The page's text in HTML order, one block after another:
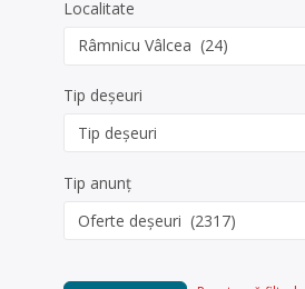
Localitate
Tip deșeuri
Tip anunț